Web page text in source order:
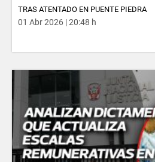
TRAS ATENTADO EN PUENTE PIEDRA
01 Abr 2026 | 20:48 h